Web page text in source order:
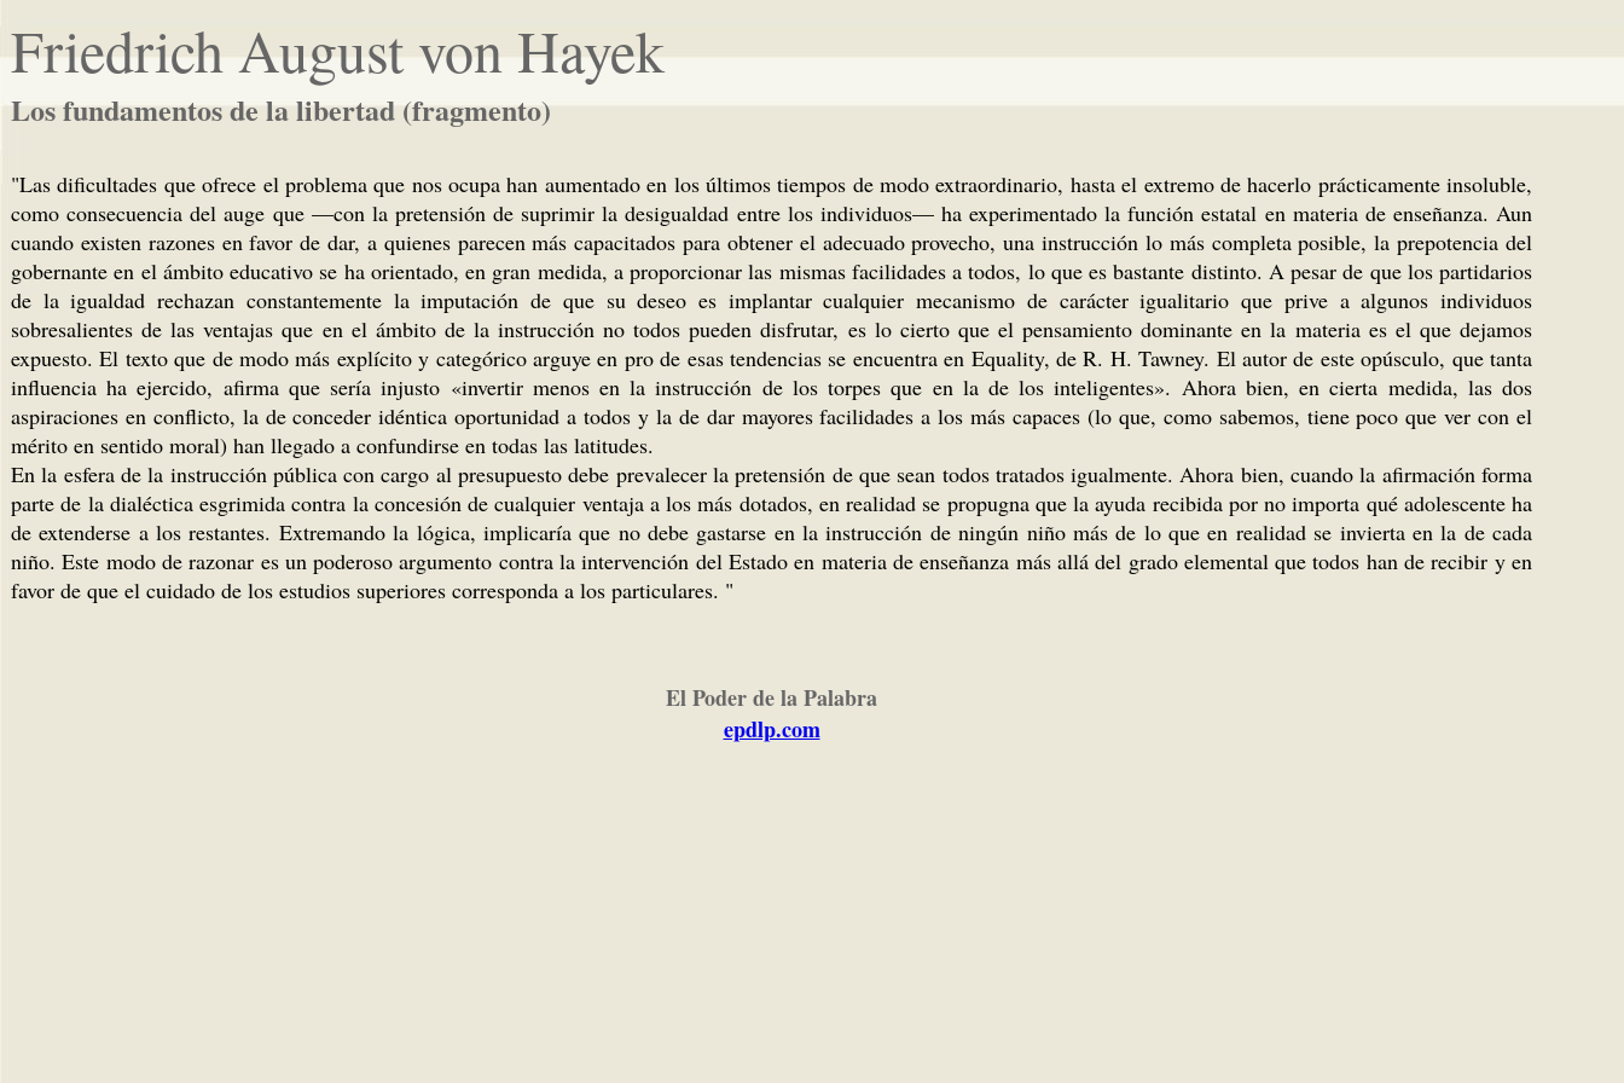
Friedrich August von Hayek
Los fundamentos de la libertad (fragmento)
"Las dificultades que ofrece el problema que nos ocupa han aumentado en los últimos tiempos de modo extraordinario, hasta el extremo de hacerlo prácticamente insoluble,
como consecuencia del auge que —con la pretensión de suprimir la desigualdad entre los individuos— ha experimentado la función estatal en materia de enseñanza. Aun
cuando existen razones en favor de dar, a quienes parecen más capacitados para obtener el adecuado provecho, una instrucción lo más completa posible, la prepotencia del
gobernante en el ámbito educativo se ha orientado, en gran medida, a proporcionar las mismas facilidades a todos, lo que es bastante distinto. A pesar de que los partidarios
de la igualdad rechazan constantemente la imputación de que su deseo es implantar cualquier mecanismo de carácter igualitario que prive a algunos individuos
sobresalientes de las ventajas que en el ámbito de la instrucción no todos pueden disfrutar, es lo cierto que el pensamiento dominante en la materia es el que dejamos
expuesto. El texto que de modo más explícito y categórico arguye en pro de esas tendencias se encuentra en Equality, de R. H. Tawney. El autor de este opúsculo, que tanta
influencia ha ejercido, afirma que sería injusto «invertir menos en la instrucción de los torpes que en la de los inteligentes». Ahora bien, en cierta medida, las dos
aspiraciones en conflicto, la de conceder idéntica oportunidad a todos y la de dar mayores facilidades a los más capaces (lo que, como sabemos, tiene poco que ver con el
mérito en sentido moral) han llegado a confundirse en todas las latitudes.
En la esfera de la instrucción pública con cargo al presupuesto debe prevalecer la pretensión de que sean todos tratados igualmente. Ahora bien, cuando la afirmación forma
parte de la dialéctica esgrimida contra la concesión de cualquier ventaja a los más dotados, en realidad se propugna que la ayuda recibida por no importa qué adolescente ha
de extenderse a los restantes. Extremando la lógica, implicaría que no debe gastarse en la instrucción de ningún niño más de lo que en realidad se invierta en la de cada
niño. Este modo de razonar es un poderoso argumento contra la intervención del Estado en materia de enseñanza más allá del grado elemental que todos han de recibir y en
favor de que el cuidado de los estudios superiores corresponda a los particulares. "
El Poder de la Palabra
epdlp.com